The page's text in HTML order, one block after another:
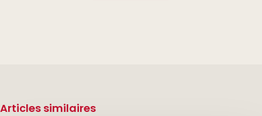
Articles similaires